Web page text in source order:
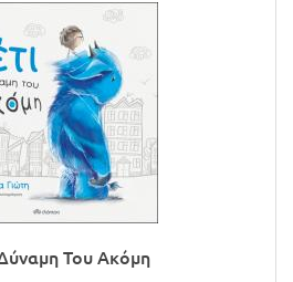
Δύναμη Του Ακόμη